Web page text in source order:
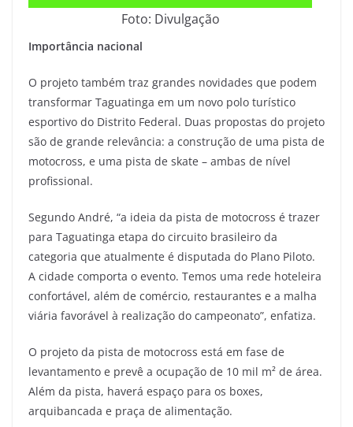
Foto: Divulgação
Importância nacional
O projeto também traz grandes novidades que podem
transformar Taguatinga em um novo polo turístico
esportivo do Distrito Federal. Duas propostas do projeto
são de grande relevância: a construção de uma pista de
motocross, e uma pista de skate – ambas de nível
profissional.
Segundo André, “a ideia da pista de motocross é trazer
para Taguatinga etapa do circuito brasileiro da
categoria que atualmente é disputada do Plano Piloto.
A cidade comporta o evento. Temos uma rede hoteleira
confortável, além de comércio, restaurantes e a malha
viária favorável à realização do campeonato”, enfatiza.
O projeto da pista de motocross está em fase de
levantamento e prevê a ocupação de 10 mil m² de área.
Além da pista, haverá espaço para os boxes,
arquibancada e praça de alimentação.